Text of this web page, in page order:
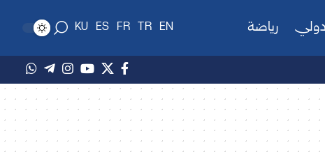
دولي رياضة EN
TR
FR
ES
KU